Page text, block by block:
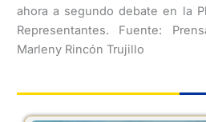
ahora a segundo debate en la
Representantes. Fuente:
Marleny Rincón Trujillo